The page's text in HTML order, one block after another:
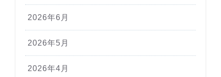
2026年6月
2026年5月
2026年4月